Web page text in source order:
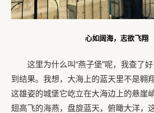
心如阔海，志欲飞翔
这里为什么叫“燕子堡”呢，我查了
到结果。我想，大海上的蓝天里不是翱
这雄姿的城堡它屹立在大海边上的悬崖
翅高飞的海燕，盘旋蓝天，俯瞰大洋，